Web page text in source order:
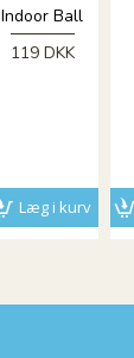
Indoor Ball
119 DKK
Læg i kurv